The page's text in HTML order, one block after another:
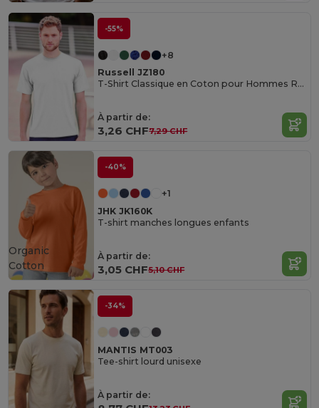
-55%
+8
Russell JZ180
T-Shirt Classique en Coton pour Hommes Russell
À partir de:
3,26 CHF7,29 CHF
-40%
+1
JHK JK160K
T-shirt manches longues enfants
À partir de:
3,05 CHF5,10 CHF
Organic
Cotton
-34%
MANTIS MT003
Tee-shirt lourd unisexe
À partir de: